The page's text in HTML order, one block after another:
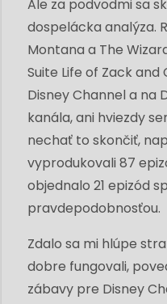
Ale za podvodmi sa
dospelácka analýza.
Montana a The
Suite Life of Zack
Disney Channel a na
kanála, ani hviezdy
nechať to skončiť,
vyprodukovali 87
objednalo 21 epizód
pravdepodobnosťou.
Zdalo sa mi hlúpe
dobre fungovali,
zábavy pre Disney